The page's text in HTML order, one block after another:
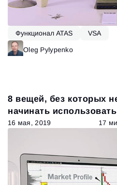
Функционал ATAS VSA
Oleg Pylypenko
8 вещей, без которых
начинать использовать
профиля объема.
16 мая, 2019 17